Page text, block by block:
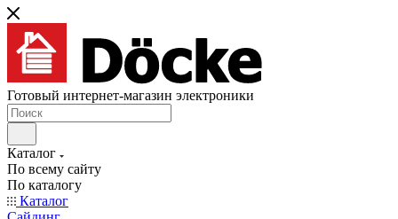
Готовый интернет-магазин электроники
Каталог
По всему сайту
По каталогу
Каталог